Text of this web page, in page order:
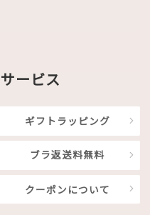
ービス
ギフトラッピング
ブラ返送料無料
クーポンについて